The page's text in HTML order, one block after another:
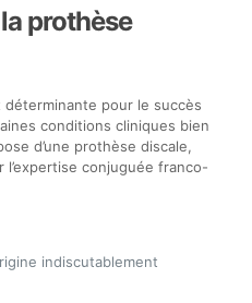
prothèse
pour le succès
conditions cliniques bien
d’une prothèse discale,
conjuguée franco-
indiscutablement